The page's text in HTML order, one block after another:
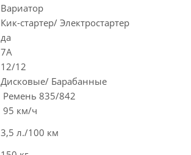
Вариатор
Кик-стартер/ Электростартер
да
7А
12/12
Дисковые/ Барабанные
Ремень 835/842
95 км/ч
3,5 л./100 км